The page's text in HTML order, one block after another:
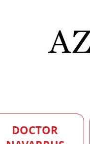
DOCTOR